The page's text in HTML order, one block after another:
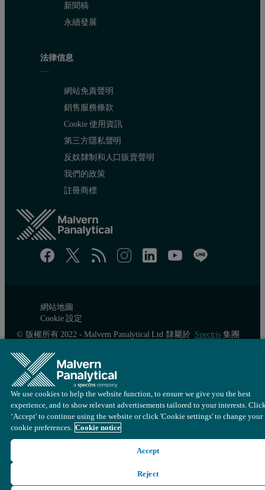
新聞稿
永續發展
法律信息
網站免責聲明
銷售服務條款
Cookie 使用資訊
第三方隱私聲明
反奴隸制和人口販賣聲明
我們的政策
註冊商標
網站地圖
Cookie 設定
© 版權所有 2022 - Malvern Panalytical Ltd 隸屬於 Spectris集團
We use cookies to help the website function, to ensure we give you the best
experience, and to show relevant advertisements tailored to your interests.
‘Accept' to continue using the website or click 'Cookie settings' to change your
cookie preferences. Cookie notice
Accept
Reject